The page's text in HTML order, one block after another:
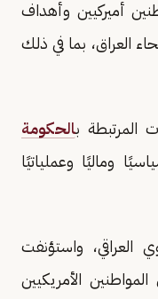
أميركيين وأهداف
العراق، بما في ذلك
المرتبطة بالحكومة
وماليًا وعملياتيًا
واستؤنفت
الأمريكيين